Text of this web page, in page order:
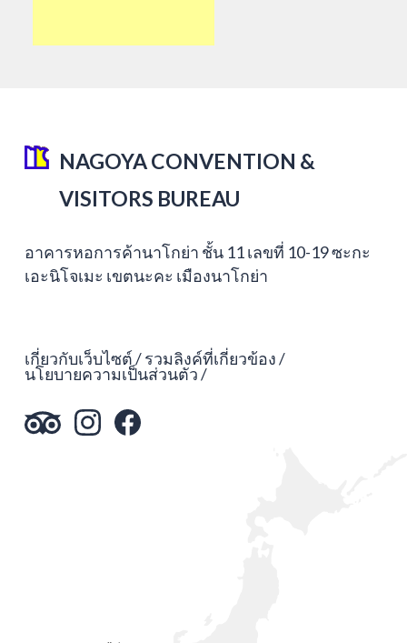
NAGOYA CONVENTION &
VISITORS BUREAU
อาคารหอการค้านาโกย่า ชั้น 11 เลขที่ 10-19 ซะกะ
เอะนิโจเมะ เขตนะคะ เมืองนาโกย่า
เกี่ยวกับเว็บไซต์ รวมลิงค์ที่เกี่ยวข้อง
นโยบายความเป็นส่วนตัว